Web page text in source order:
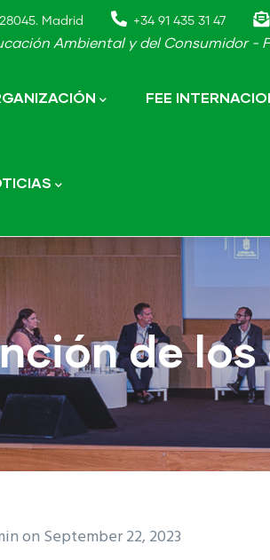
Madrid +34 91 435 31 47
Ambiental y del Consumidor -
FEE
de
on September 22, 2023